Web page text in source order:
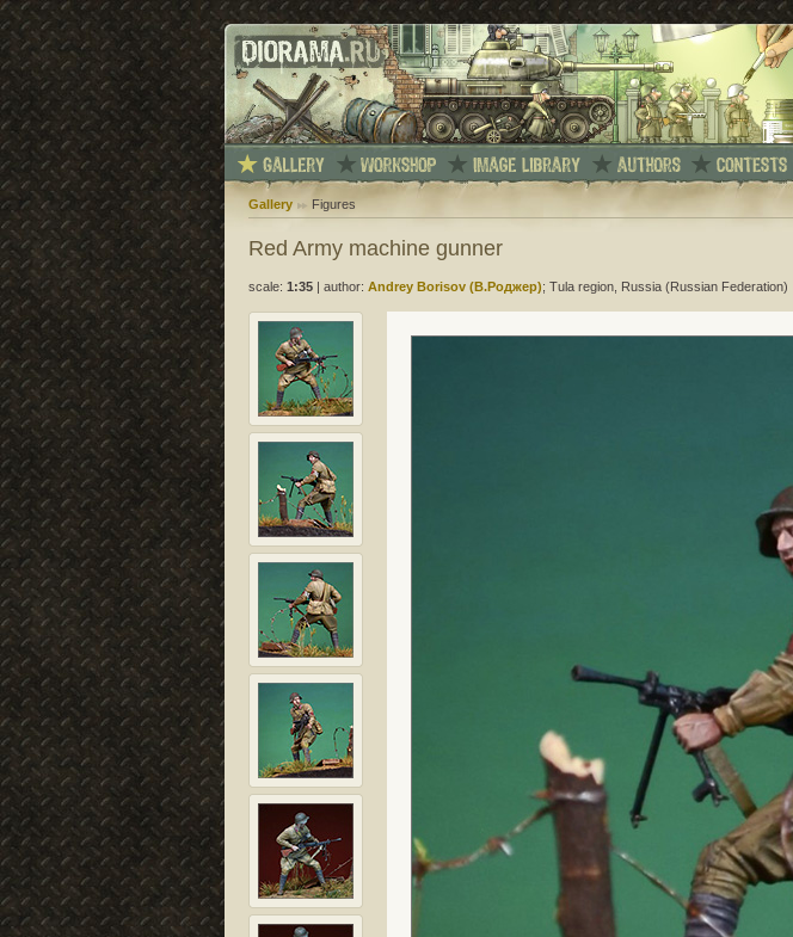
Gallery Figures
Red Army machine gunner
scale: 1:35 author: Andrey Borisov (В.Роджер); Tula region, Russia (Russian Federation)